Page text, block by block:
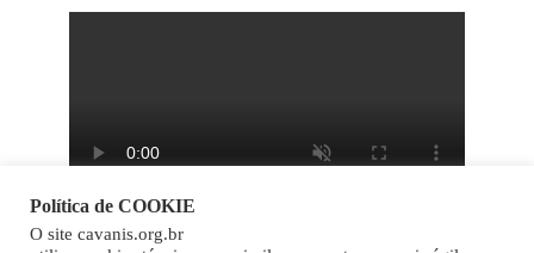
Política de COOKIE
O site cavanis.org.br